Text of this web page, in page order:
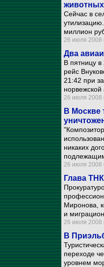
животных
Сейчас в
миллион
26 июля 2008
Два
В пятницу
рейс
21:42 при
26 июля 2008
В Москве
никаких
26 июля 2008
Глава
Миронова,
и
26 июля 2008
В
переходе
уровнем